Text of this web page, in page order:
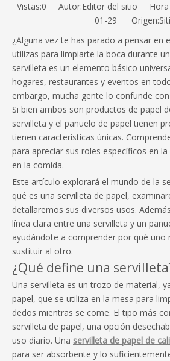
Vistas:0 Autor:Editor del sitio Hora
01-29 Origen:
¿Alguna vez te has parado a pensar en
utilizas para limpiarte la boca durante
servilleta es un elemento básico
hogares, restaurantes y eventos en
embargo, mucha gente lo confunde
Si bien ambos son productos de papel
servilleta y el pañuelo de papel tienen
tienen características únicas.
para apreciar sus roles específicos en
en la comida.
Este artículo explorará el mundo de la
qué es una servilleta de papel,
detallaremos sus diversos usos.
línea clara entre una servilleta y un
ayudándote a comprender por qué uno
sustituir al otro.
¿Qué define una
Una servilleta es un trozo de material,
papel, que se utiliza en la mesa para
dedos mientras se come. El tipo más
servilleta de papel, una opción
uso diario. Una servilleta de papel de
para ser absorbente y lo